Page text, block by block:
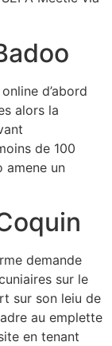
d’abord
alors la
de 100
amene un
demande
sur le
sur son leiu de
au emplette
en tenant